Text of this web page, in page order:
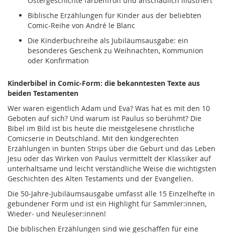
Biblische Erzählungen für Kinder aus der beliebten
Comic-Reihe von André le Blanc
Die Kinderbuchreihe als Jubiläumsausgabe: ein
besonderes Geschenk zu Weihnachten, Kommunion
oder Konfirmation
Kinderbibel in Comic-Form: die bekanntesten Texte aus
beiden Testamenten
Wer waren eigentlich Adam und Eva? Was hat es mit den 10
Geboten auf sich? Und warum ist Paulus so berühmt? Die
Bibel im Bild ist bis heute die meistgelesene christliche
Comicserie in Deutschland. Mit den kindgerechten
Erzählungen in bunten Strips über die Geburt und das Leben
Jesu oder das Wirken von Paulus vermittelt der Klassiker auf
unterhaltsame und leicht verständliche Weise die wichtigsten
Geschichten des Alten Testaments und der Evangelien.
Die 50-Jahre-Jubiläumsausgabe umfasst alle 15 Einzelhefte in
gebundener Form und ist ein Highlight für Sammler:innen,
Wieder- und Neuleser:innen!
Die biblischen Erzählungen sind wie geschaffen für eine